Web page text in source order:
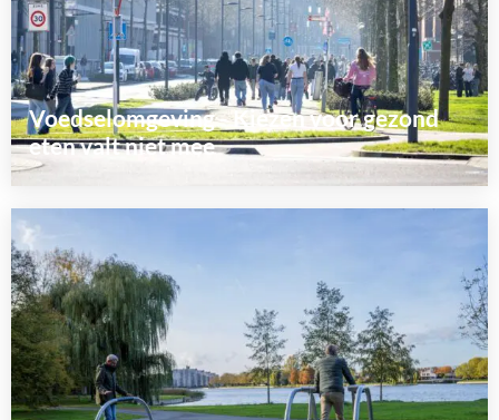
Voedselomgeving - Kiezen voor gezond
eten valt niet mee
meer
over